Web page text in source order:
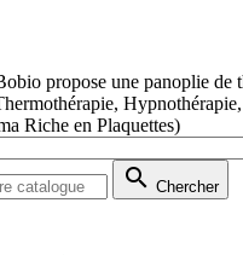
propose une panoplie de
Riche en Plaquettes)
 Chercher